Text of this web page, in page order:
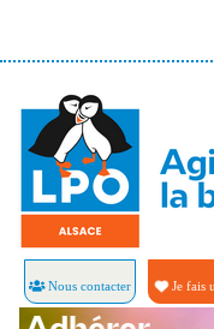
Nous contacter Je fais